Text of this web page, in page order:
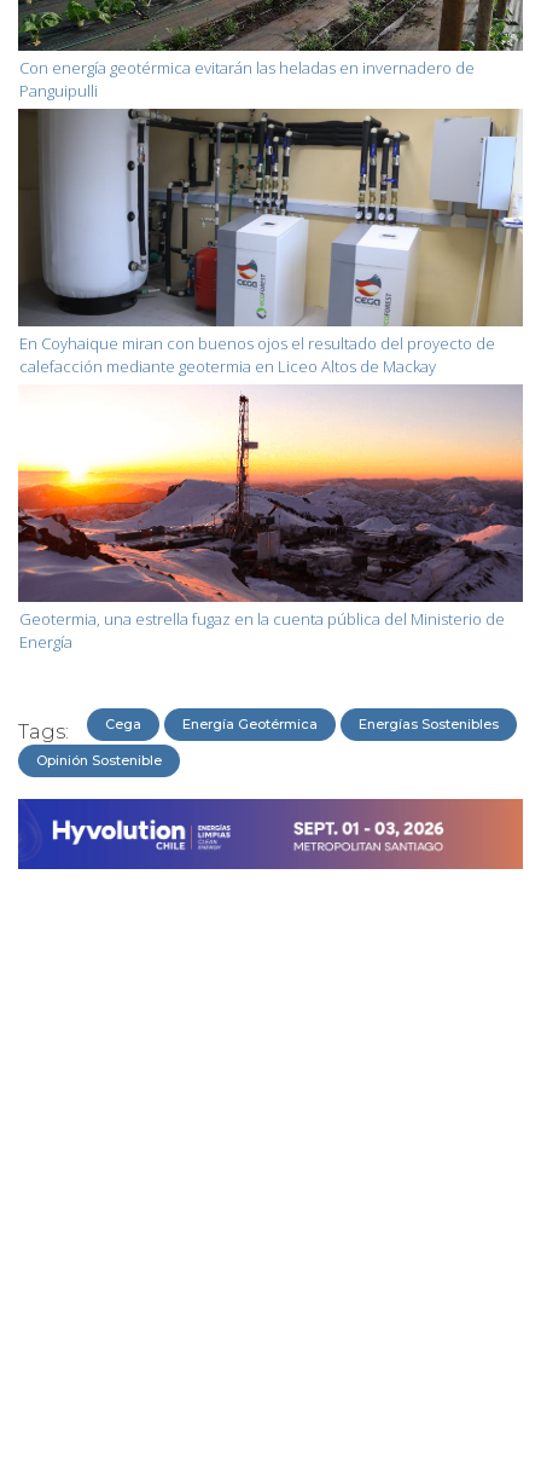
Con energía geotérmica evitarán las heladas en invernadero de
Panguipulli
En Coyhaique miran con buenos ojos el resultado del proyecto de
calefacción mediante geotermia en Liceo Altos de Mackay
Geotermia, una estrella fugaz en la cuenta pública del Ministerio de
Energía
Tags: Cega Energía Geotérmica Energías Sostenibles
Opinión Sostenible